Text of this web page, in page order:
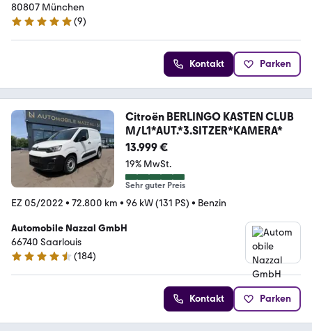
80807 München
4.9 Sterne
(9)
Kontakt Parken
Citroën BERLINGO KASTEN CLUB
M/L1*AUT.*3.SITZER*KAMERA*
13.999 €
19% MwSt.
Sehr guter Preis
EZ 05/2022 • 72.800 km • 96 kW (131 PS) • Benzin
Automobile Nazzal GmbH
66740 Saarlouis
4.6 Sterne
(184)
Kontakt Parken